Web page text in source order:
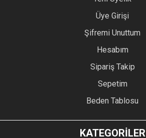
Üye Girişi
Şifremi Unuttum
Hesabım
Sipariş Takip
Sepetim
Beden Tablosu
KATEGORİLER